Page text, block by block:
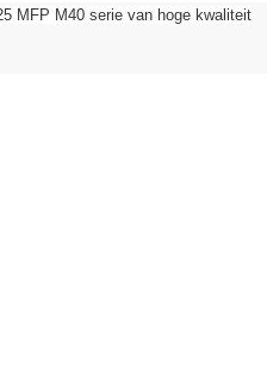
MFP M40 serie van hoge kwaliteit